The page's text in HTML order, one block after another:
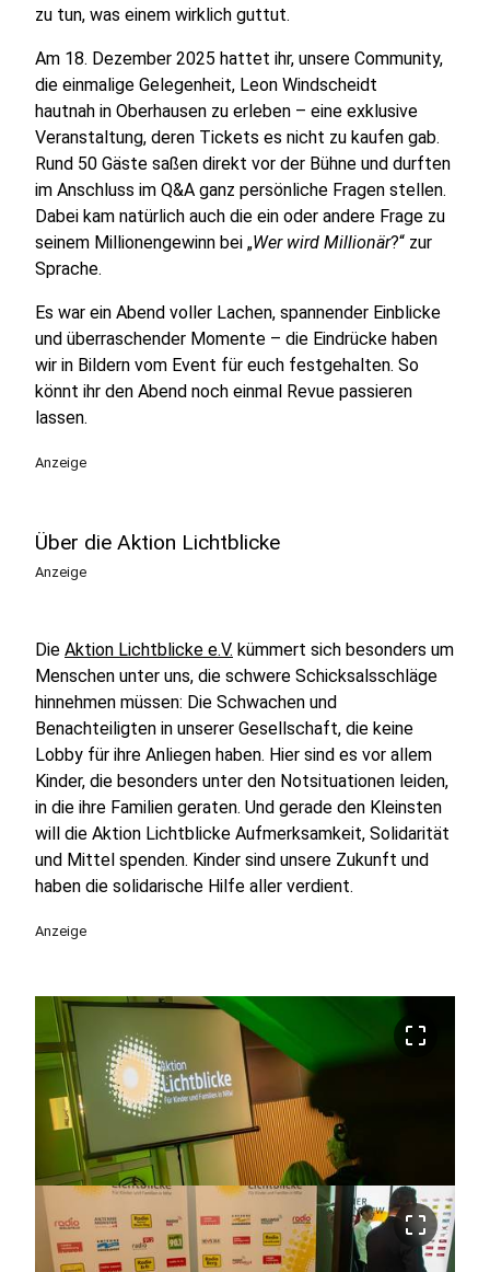
zu tun, was einem wirklich guttut.
Am 18. Dezember 2025 hattet ihr, unsere Community,
die einmalige Gelegenheit, Leon Windscheidt
hautnah in Oberhausen zu erleben – eine exklusive
Veranstaltung, deren Tickets es nicht zu kaufen gab.
Rund 50 Gäste saßen direkt vor der Bühne und durften
im Anschluss im Q&A ganz persönliche Fragen stellen.
Dabei kam natürlich auch die ein oder andere Frage zu
seinem Millionengewinn bei „Wer wird Millionär?“ zur
Sprache.
Es war ein Abend voller Lachen, spannender Einblicke
und überraschender Momente – die Eindrücke haben
wir in Bildern vom Event für euch festgehalten. So
könnt ihr den Abend noch einmal Revue passieren
lassen.
Anzeige
Über die Aktion Lichtblicke
Anzeige
Die Aktion Lichtblicke e.V. kümmert sich besonders um
Menschen unter uns, die schwere Schicksalsschläge
hinnehmen müssen: Die Schwachen und
Benachteiligten in unserer Gesellschaft, die keine
Lobby für ihre Anliegen haben. Hier sind es vor allem
Kinder, die besonders unter den Notsituationen leiden,
in die ihre Familien geraten. Und gerade den Kleinsten
will die Aktion Lichtblicke Aufmerksamkeit, Solidarität
und Mittel spenden. Kinder sind unsere Zukunft und
haben die solidarische Hilfe aller verdient.
Anzeige
crop_free
crop_free